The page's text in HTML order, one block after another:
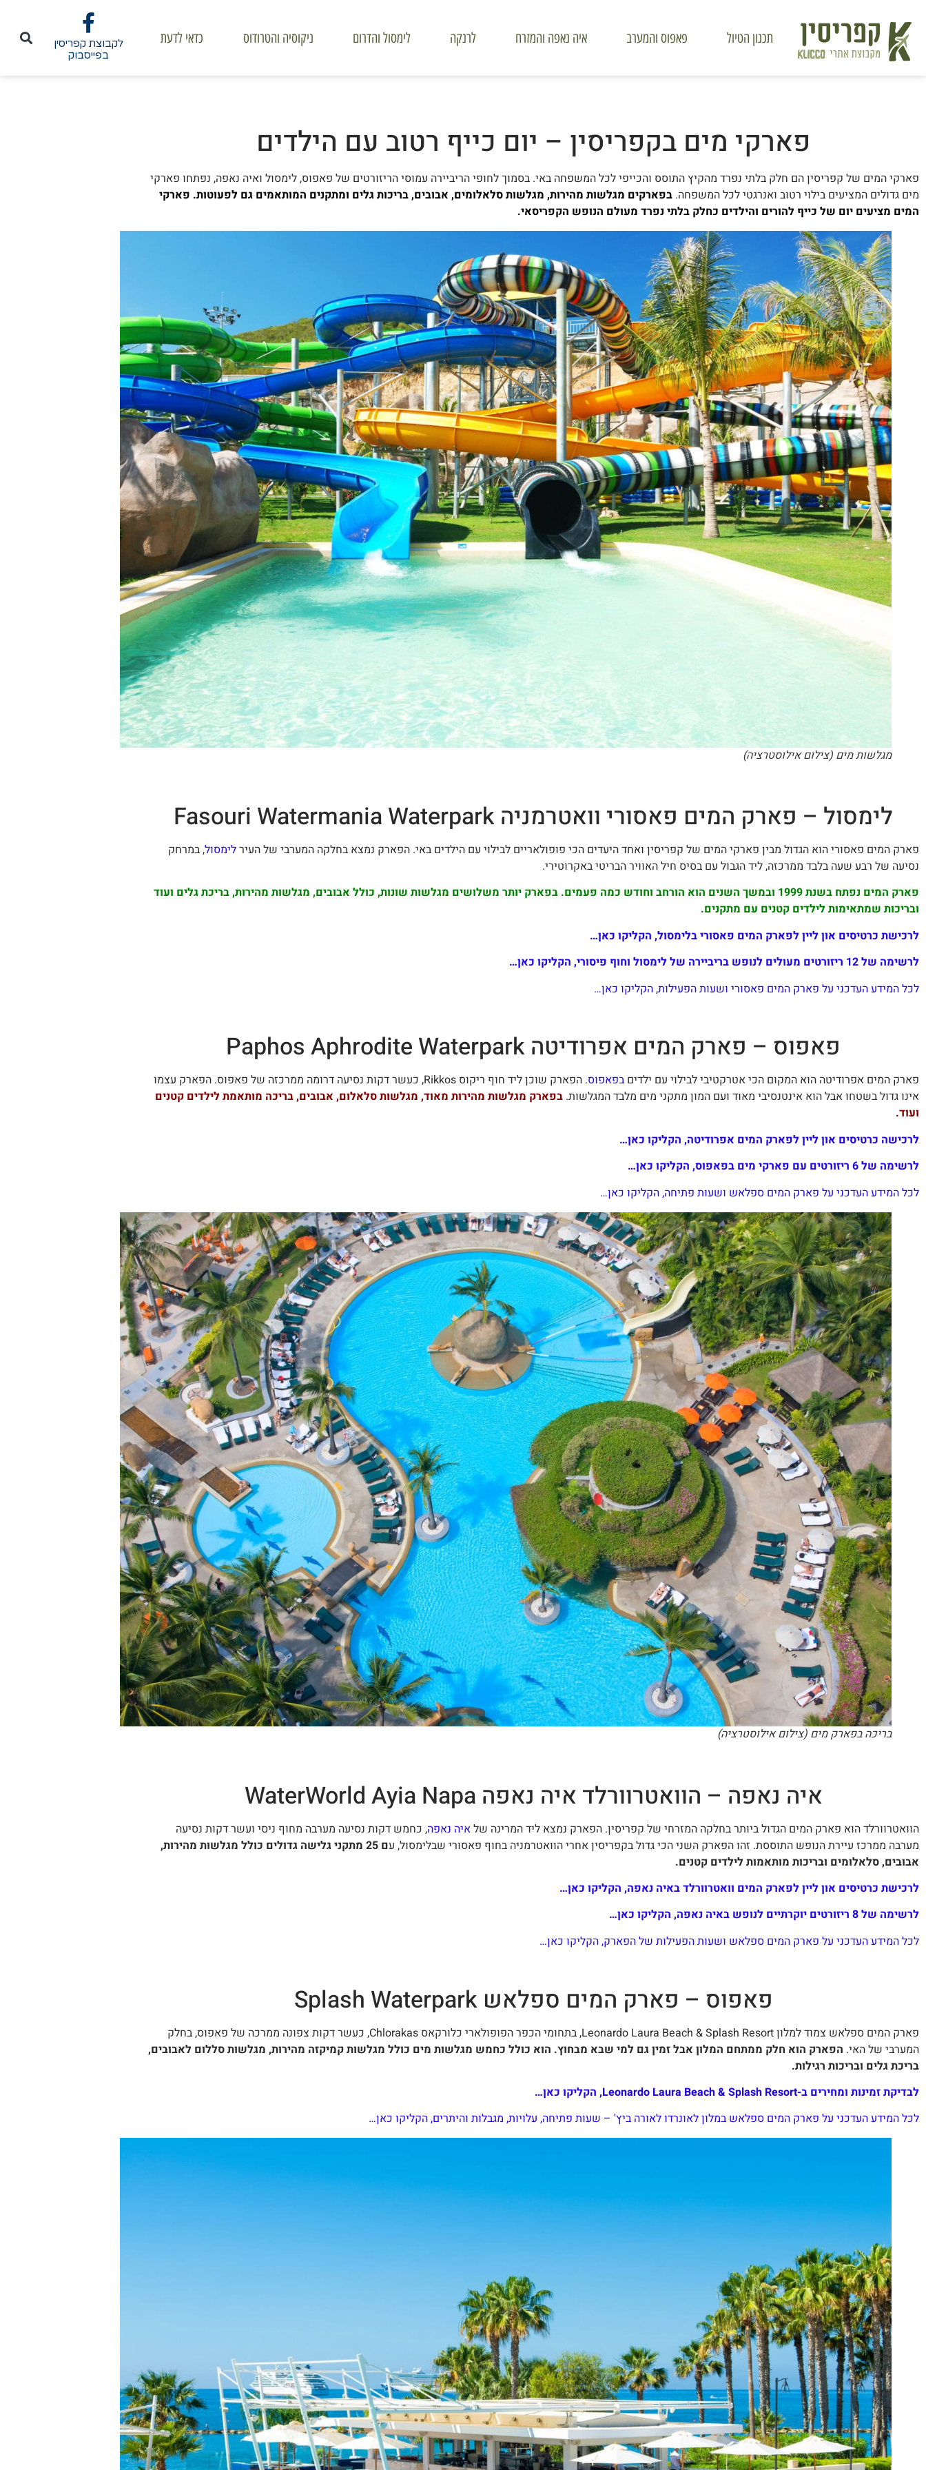
תכנון הטיול פאפוס והמערב איה נאפה והמזרח לרנקה לימסול והדרום ניקוסיה והטרודוס כדאי לדעת
לקבוצת קפריסין
בפייסבוק
פארקי מים בקפריסין – יום כייף רטוב עם הילדים
פארקי המים של קפריסין הם חלק בלתי נפרד מהקיץ התוסס והכייפי לכל המשפחה באי. בסמוך לחופי הריביירה עמוסי הריזורטים של פאפוס, לימסול ואיה נאפה, נפתחו פארקי
מים גדולים המציעים בילוי רטוב ואנרגטי לכל המשפחה. בפארקים מגלשות מהירות, מגלשות סלאלומים, אבובים, בריכות גלים ומתקנים המותאמים גם לפעוטות. פארקי
המים מציעים יום של כייף להורים והילדים כחלק בלתי נפרד מעולם הנופש הקפריסאי.
מגלשות מים (צילום אילוסטרציה)
לימסול – פארק המים פאסורי וואטרמניה Fasouri Watermania Waterpark
פארק המים פאסורי הוא הגדול מבין פארקי המים של קפריסין ואחד היעדים הכי פופולאריים לבילוי עם הילדים באי. הפארק נמצא בחלקה המערבי של העירלימסול, במרחק
נסיעה של רבע שעה בלבד ממרכזה, ליד הגבול עם בסיס חיל האוויר הבריטי באקרוטירי.
פארק המים נפתח בשנת 1999 ובמשך השנים הוא הורחב וחודש כמה פעמים. בפארק יותר משלושים מגלשות שונות, כולל אבובים, מגלשות מהירות, בריכת גלים ועוד
ובריכות שמתאימות לילדים קטנים עם מתקנים.
לרכישת כרטיסים און ליין לפארק המים פאסורי בלימסול, הקליקו כאן…
לרשימה של 12 ריזורטים מעולים לנופש בריביירה של לימסול וחוף פיסורי, הקליקו כאן…
לכל המידע העדכני על פארק המים פאסורי ושעות הפעילות, הקליקו כאן…
פאפוס – פארק המים אפרודיטה Paphos Aphrodite Waterpark
פארק המים אפרודיטה הוא המקום הכי אטרקטיבי לבילוי עם ילדים בפאפוס
. הפארק שוכן ליד חוף ריקוס Rikkos, כעשר דקות נסיעה דרומה ממרכזה של פאפוס. הפארק עצמו
אינו גדול בשטחו אבל הוא אינטנסיבי מאוד ועם המון מתקני מים מלבד המגלשות. בפארק מגלשות מהירות מאוד, מגלשות סלאלום, אבובים, בריכה מותאמת לילדים קטנים
ועוד.
לרכישה כרטיסים און ליין לפארק המים אפרודיטה, הקליקו כאן…
לרשימה של 6 ריזורטים עם פארקי מים בפאפוס, הקליקו כאן…
לכל המידע העדכני על פארק המים ספלאש ושעות פתיחה, הקליקו כאן…
בריכה בפארק מים (צילום אילוסטרציה)
איה נאפה – הוואטרוורלד איה נאפה WaterWorld Ayia Napa
הוואטרוורלד הוא פארק המים הגדול ביותר בחלקה המזרחי של קפריסין. הפארק נמצא ליד המרינה שלאיה נאפה, כחמש דקות נסיעה מערבה מחוף ניסי ועשר דקות נסיעה
מערבה ממרכז עיירת הנופש התוססת. זהו הפארק השני הכי גדול בקפריסין אחרי הוואטרמניה בחוף פאסורי שבלימסול, ע
ם 25 מתקני גלישה גדולים כולל מגלשות מהירות,
אבובים, סלאלומים ובריכות מותאמות לילדים קטנים.
לרכישת כרטיסים און ליין לפארק המים וואטרוורלד באיה נאפה, הקליקו כאן…
לרשימה של 8 ריזורטים יוקרתיים לנופש באיה נאפה, הקליקו כאן…
לכל המידע העדכני על פארק המים ספלאש ושעות הפעילות של הפארק, הקליקו כאן…
פאפוס – פארק המים ספלאש Splash Waterpark
פארק המים ספלאש צמוד למלון Leonardo Laura Beach & Splash Resort, בתחומי הכפר הפופולארי כלורקאס Chlorakas, כעשר דקות צפונה ממרכה של פאפוס, בחלק
המערבי של האי. הפארק הוא חלק ממתחם המלון אבל זמין גם למי שבא מבחוץ. הוא כולל כחמש מגלשות מים כולל מגלשות קמיקזה מהירות, מגלשות סללום לאבובים,
בריכת גלים ובריכות רגילות.
לבדיקת זמינות ומחירים ב-Leonardo Laura Beach & Splash Resort, הקליקו כאן…
לכל המידע העדכני על פארק המים ספלאש במלון לאונרדו לאורה ביץ' – שעות פתיחה, עלויות, מגבלות והיתרים, הקליקו כאן…